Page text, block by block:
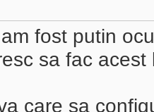
fost putin
sa fac acest
care sa